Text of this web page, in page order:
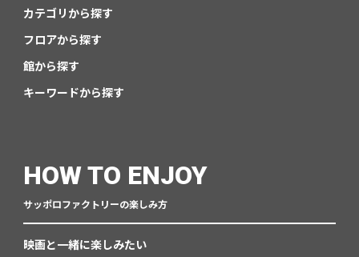
カテゴリから探す
フロアから探す
館から探す
キーワードから探す
HOW TO ENJOY
サッポロファクトリーの楽しみ方
映画と一緒に楽しみたい